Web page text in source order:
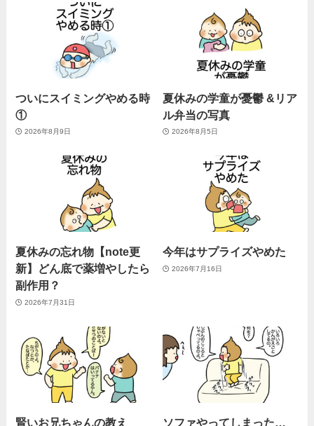
ついにスイミングやめる時
①
2026年8月9日
夏休みの学童が憂鬱 &リア
ル弁当の写真
2026年8月5日
夏休みの忘れ物【note更
新】どん底で薬増やしたら
副作用？
2026年7月31日
今年はサプライズやめた
2026年7月16日
賢いお兄ちゃんの教え ソファやってしまった…